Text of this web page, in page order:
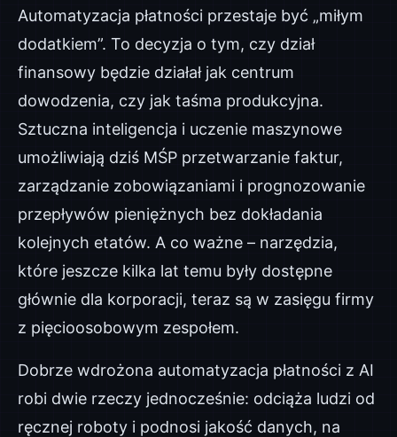
Automatyzacja płatności przestaje być „miłym
dodatkiem”. To decyzja o tym, czy dział
finansowy będzie działał jak centrum
dowodzenia, czy jak taśma produkcyjna.
Sztuczna inteligencja i uczenie maszynowe
umożliwiają dziś MŚP przetwarzanie faktur,
zarządzanie zobowiązaniami i prognozowanie
przepływów pieniężnych bez dokładania
kolejnych etatów. A co ważne – narzędzia,
które jeszcze kilka lat temu były dostępne
głównie dla korporacji, teraz są w zasięgu firmy
z pięcioosobowym zespołem.
Dobrze wdrożona automatyzacja płatności z AI
robi dwie rzeczy jednocześnie: odciąża ludzi od
ręcznej roboty i podnosi jakość danych, na